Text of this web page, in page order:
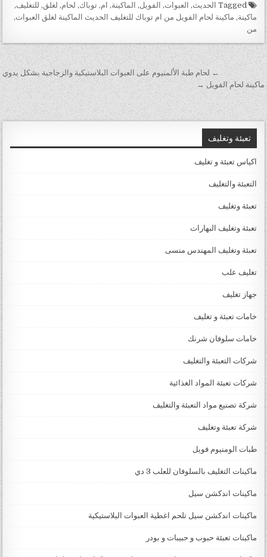
Tagged الحديث, العبوات, الفويل, الماكينة, ام,توباك, لحام, لغلق, للتغليف,
ماكينة, ماكينة لحام الفويل من ام توباك للتغليف الحديث الماكينة لغلق العبوات,
من
تصفّح المقالات
← لحام طبة الألمنيوم على العبوات البلاستيكية والزجاجية بشكل يدوي
ماكينة لحام الفويل →
تعبئة وتغليف
اكياس تعبئة و تغليف
التعبئة والتغليف
تعبئة وتغليف
تعبئة وتغليف البهارات
تعبئة وتغليف المهندس منسى
تغليف علب
جهاز تغليف
خامات تعبئة و تغليف
خامات سلوفان شرنك
شركات التعبئة والتغليف
شركات تعبئة المواد الغذائية
شركة تصنيع مواد التعبئة والتغليف
شركة تعبئة وتغليف
طبات الومنيوم فويل
ماكينات التغليف بالسلوفان للعلب 3 دي
ماكينات اندكشن سيل
ماكينات اندكشن سيل تلحم اغطية العبوات البلاستيكية
ماكينات تعبئة حبوب و حبيبات و بودر